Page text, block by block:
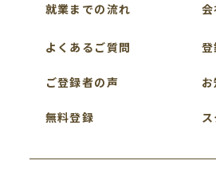
就業までの流れ
よくあるご質問
ご登録者の声
無料登録